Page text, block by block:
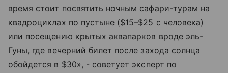
время стоит посвятить ночным сафари-турам на
квадроциклах по пустыне ($15–$25 с человека)
или посещению крытых аквапарков вроде эль-
Гуны, где вечерний билет после захода солнца
обойдется в $30», - советует эксперт по